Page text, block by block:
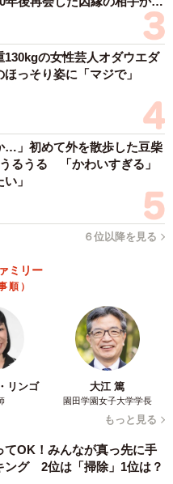
130kgの女性芸人オダウエダ
っそり姿に「マジで」
…」初めて外を散歩した豆柴
るうる 「かわいすぎる」
」
６位以降を見る
ミリー
順）
リンゴ 大江 篤
園田学園女子大学学長
もっと見る
てOK！みんなが真っ先に手
ング 2位は「掃除」1位は？